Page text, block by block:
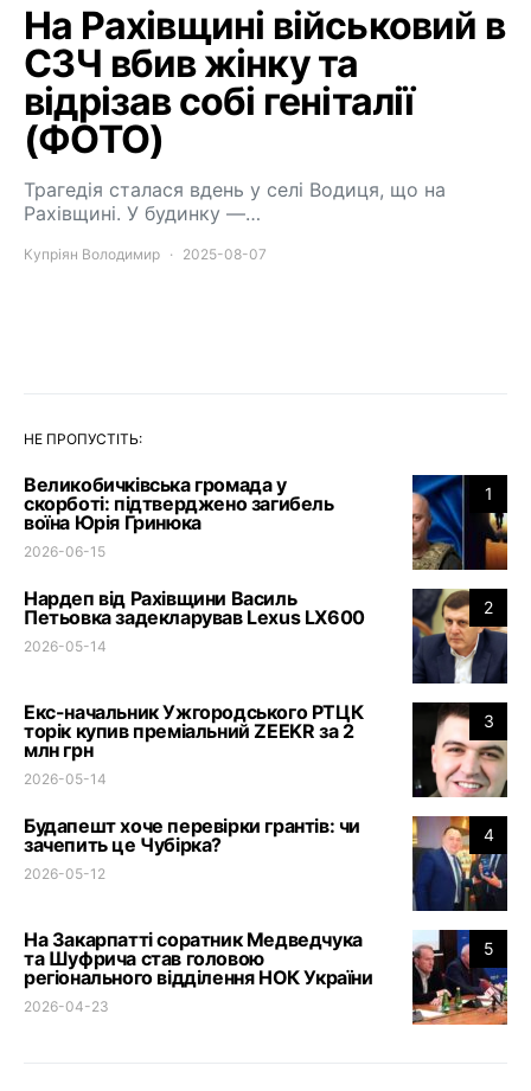
На Рахівщині військовий в
СЗЧ вбив жінку та
відрізав собі геніталії
(ФОТО)
Трагедія сталася вдень у селі Водиця, що на
Рахівщині. У будинку —…
Купріян Володимир 2025-08-07
НЕ ПРОПУСТІТЬ:
1
Великобичківська громада у
скорботі: підтверджено загибель
воїна Юрія Гринюка
2026-06-15
2
Нардеп від Рахівщини Василь
Петьовка задекларував Lexus LX600
2026-05-14
3
Екс-начальник Ужгородського РТЦК
торік купив преміальний ZEEKR за 2
млн грн
2026-05-14
4
Будапешт хоче перевірки грантів: чи
зачепить це Чубірка?
2026-05-12
5
На Закарпатті соратник Медведчука
та Шуфрича став головою
регіонального відділення НОК України
2026-04-23